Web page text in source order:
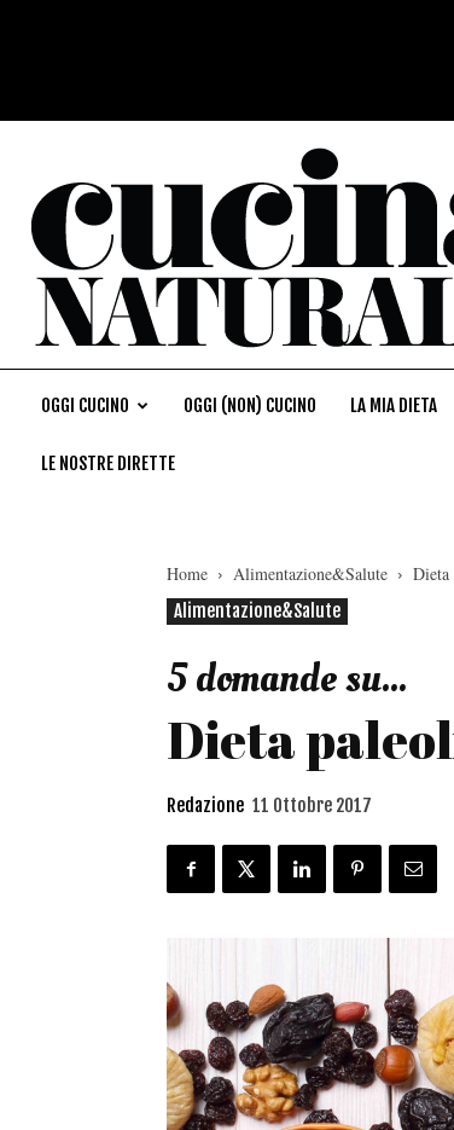
OGGI CUCINO OGGI (NON) CUCINO LA MIA DIETA
LE NOSTRE DIRETTE
Home Alimentazione&Salute
Dieta
Alimentazione&Salute
5 domande su...
Dieta
Redazione 11 Ottobre 2017